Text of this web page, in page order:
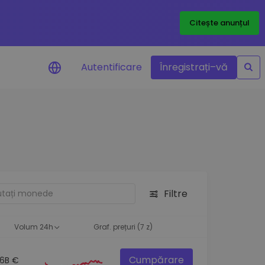
Citește anunțul
Autentificare Înregistrați–vă
Filtre
Volum 24h Graf. prețuri (7 z)
€ Cumpărare